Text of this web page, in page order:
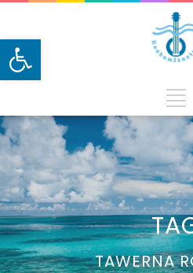
TAWERNA
Otwórz pasek narzędzi